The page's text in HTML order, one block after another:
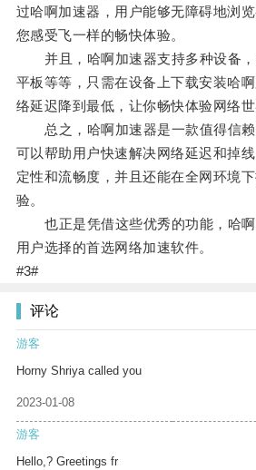
过哈啊加速器，用户能够无障碍地浏
您感受飞一样的畅快体验。
并且，哈啊加速器支持多种设备，
平板等等，只需在设备上下载安装哈
络延迟降到最低，让你畅快体验网络世
总之，哈啊加速器是一款值得信赖
可以帮助用户快速解决网络延迟和掉
定性和流畅度，并且还能在全网环境
验。
也正是凭借这些优秀的功能，哈啊
用户选择的首选网络加速软件。
#3#
评论
游客
Horny Shriya called you
2023-01-08
游客
Hello,? Greetings fr